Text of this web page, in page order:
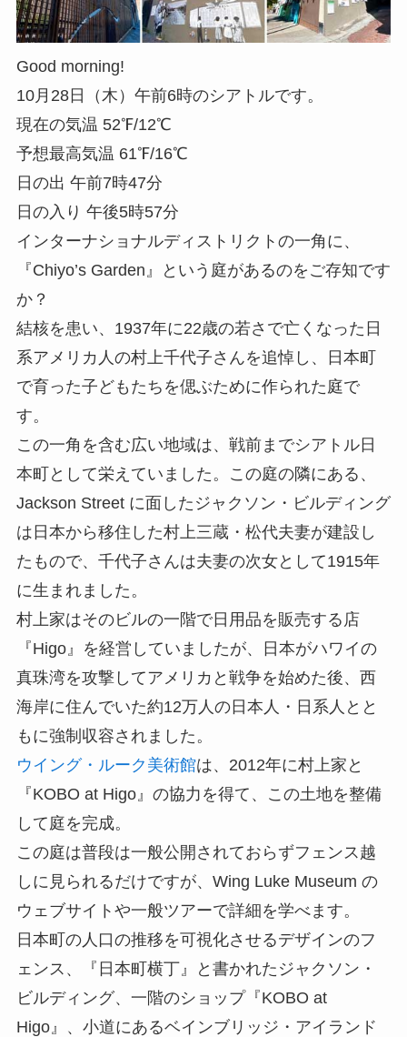
Good morning!
10月28日（木）午前6時のシアトルです。
現在の気温 52℉/12℃
予想最高気温 61℉/16℃
日の出 午前7時47分
日の入り 午後5時57分
インターナショナルディストリクトの一角に、
『Chiyo’s Garden』という庭があるのをご存知です
か？
結核を患い、1937年に22歳の若さで亡くなった日
系アメリカ人の村上千代子さんを追悼し、日本町
で育った子どもたちを偲ぶために作られた庭で
す。
この一角を含む広い地域は、戦前までシアトル日
本町として栄えていました。この庭の隣にある、
Jackson Street に面したジャクソン・ビルディング
は日本から移住した村上三蔵・松代夫妻が建設し
たもので、千代子さんは夫妻の次女として1915年
に生まれました。
村上家はそのビルの一階で日用品を販売する店
『Higo』を経営していましたが、日本がハワイの
真珠湾を攻撃してアメリカと戦争を始めた後、西
海岸に住んでいた約12万人の日本人・日系人とと
もに強制収容されました。
ウイング・ルーク美術館は、2012年に村上家と
『KOBO at Higo』の協力を得て、この土地を整備
して庭を完成。
この庭は普段は一般公開されておらずフェンス越
しに見られるだけですが、Wing Luke Museum の
ウェブサイトや一般ツアーで詳細を学べます。
日本町の人口の推移を可視化させるデザインのフ
ェンス、『日本町横丁』と書かれたジャクソン・
ビルディング、一階のショップ『KOBO at
Higo』、小道にあるベインブリッジ・アイランド